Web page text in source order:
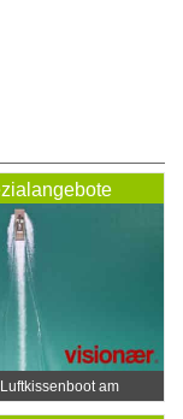
am
Wörthersee